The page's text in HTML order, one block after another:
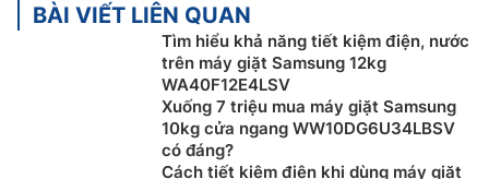
BÀI VIẾT LIÊN QUAN
Tìm hiểu khả năng tiết kiệm điện, nước
trên máy giặt Samsung 12kg
WA40F12E4LSV
Xuống 7 triệu mua máy giặt Samsung
10kg cửa ngang WW10DG6U34LBSV
có đáng?
Cách tiết kiệm điện khi dùng máy giặt